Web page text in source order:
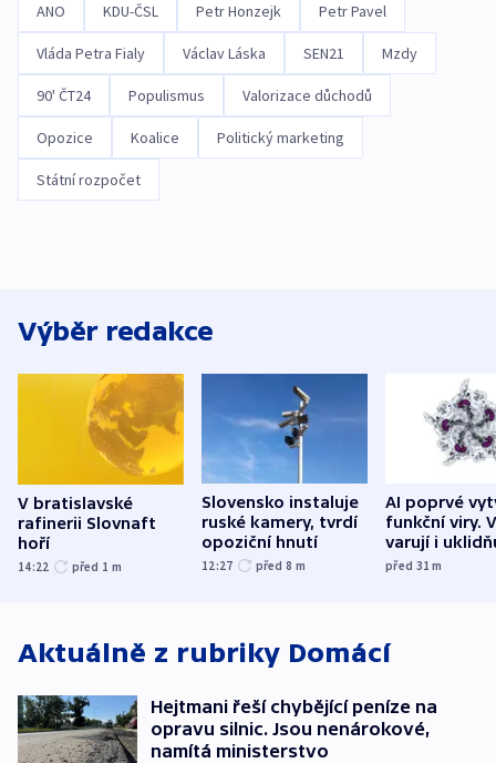
ANO KDU-ČSL Petr Honzejk Petr Pavel
Vláda Petra Fialy Václav Láska SEN21 Mzdy
90' ČT24 Populismus Valorizace důchodů
Opozice Koalice Politický marketing
Státní rozpočet
Výběr redakce
V bratislavské
rafinerii Slovnaft
hoří
14:22 před 1 m
Slovensko instaluje
ruské kamery, tvrdí
opoziční hnutí
12:27 před 8 m
AI poprvé
funkční viry.
varují i
před 31m
Aktuálně z rubriky Domácí
Hejtmani řeší chybějící peníze na
opravu silnic. Jsou nenárokové,
namítá ministerstvo